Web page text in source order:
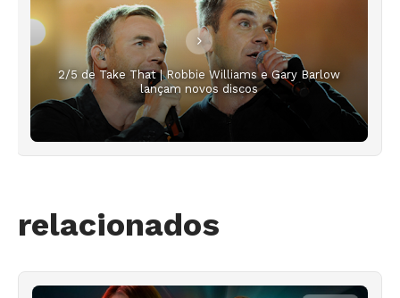
2/5 de Take That | Robbie Williams e Gary Barlow
lançam novos discos
relacionados